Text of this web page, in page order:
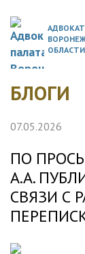
ОБЛАСТИ
БЛОГИ
07.05.2026
ПО
А.А.
СВЯЗИ С